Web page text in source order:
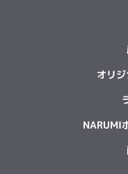
オリ
NARUMI